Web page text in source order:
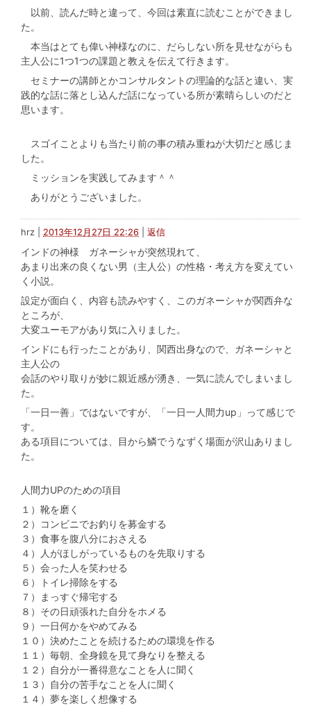
以前、読んだ時と違って、今回は素直に読むことができまし
た。
本当はとても偉い神様なのに、だらしない所を見せながらも
主人公に1つ1つの課題と教えを伝えて行きます。
セミナーの講師とかコンサルタントの理論的な話と違い、実
践的な話に落とし込んだ話になっている所が素晴らしいのだと
思います。
スゴイことよりも当たり前の事の積み重ねが大切だと感じま
した。
ミッションを実践してみます＾＾
ありがとうございました。
hrz 2013年12月27日 22:26 返信
インドの神様 ガネーシャが突然現れて、
あまり出来の良くない男（主人公）の性格・考え方を変えてい
く小説。
設定が面白く、内容も読みやすく、このガネーシャが関西弁な
ところが、
大変ユーモアがあり気に入りました。
インドにも行ったことがあり、関西出身なので、ガネーシャと
主人公の
会話のやり取りが妙に親近感が湧き、一気に読んでしまいまし
た。
「一日一善」ではないですが、「一日一人間力up」って感じで
す。
ある項目については、目から鱗でうなずく場面が沢山ありまし
た。
人間力UPのための項目
１）靴を磨く
２）コンビニでお釣りを募金する
３）食事を腹八分におさえる
４）人がほしがっているものを先取りする
５）会った人を笑わせる
６）トイレ掃除をする
７）まっすぐ帰宅する
８）その日頑張れた自分をホメる
９）一日何かをやめてみる
１０）決めたことを続けるための環境を作る
１１）毎朝、全身鏡を見て身なりを整える
１２）自分が一番得意なことを人に聞く
１３）自分の苦手なことを人に聞く
１４）夢を楽しく想像する